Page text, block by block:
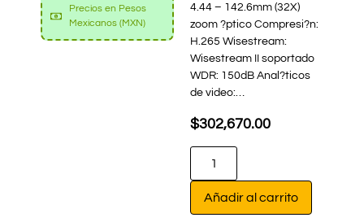
Precios en Pesos
Mexicanos (MXN)
4.44 – 142.6mm (32X)
zoom ?ptico Compresi?n:
H.265 Wisestream:
Wisestream II soportado
WDR: 150dB Anal?ticos
de video:…
$302,670.00
Añadir al carrito